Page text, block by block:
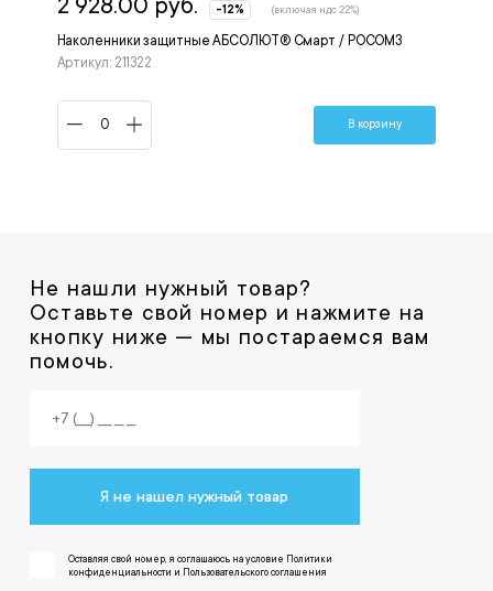
Наколенники защитные АБСОЛЮТ® Смарт / РОСОМЗ
Артикул: 211322
-12% (включая ндс 22%)
В корзину
Не нашли нужный товар?
Оставьте свой номер и нажмите на
кнопку ниже — мы постараемся вам
помочь.
Я не нашел нужный товар
Оставляя свой номер, я соглашаюсь на условие Политики
конфиденциальности и Пользовательского соглашения